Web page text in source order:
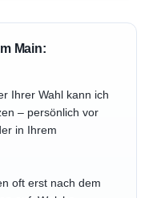
Main:
Ihrer Wahl kann ich
– persönlich vor
in Ihrem
oft erst nach dem